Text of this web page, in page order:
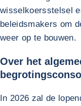
wisselkoersstelsel
beleidsmakers om
weer op te bouwen.
Over het
In 2026 zal de